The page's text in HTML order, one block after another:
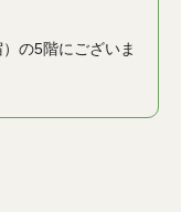
の5階にございま